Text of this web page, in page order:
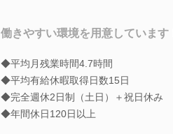
働きやすい環境を用意しています
◆平均月残業時間4.7時間
◆平均有給休暇取得日数15日
◆完全週休2日制（土日）＋祝日休み
◆年間休日120日以上